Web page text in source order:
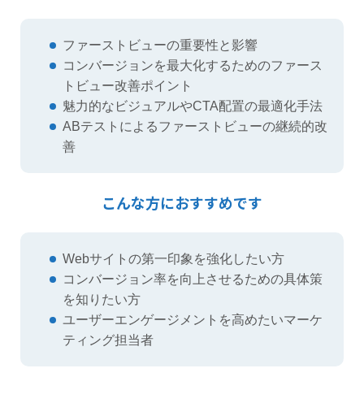
ファーストビューの重要性と影響
コンバージョンを最大化するためのファース
トビュー改善ポイント
魅力的なビジュアルやCTA配置の最適化手法
ABテストによるファーストビューの継続的改
善
こんな方におすすめです
Webサイトの第一印象を強化したい方
コンバージョン率を向上させるための具体策
を知りたい方
ユーザーエンゲージメントを高めたいマーケ
ティング担当者